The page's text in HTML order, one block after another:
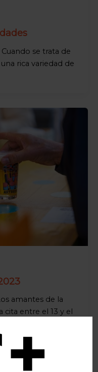
se trata de
rica variedad de
amantes de la
cita entre el 13 y el